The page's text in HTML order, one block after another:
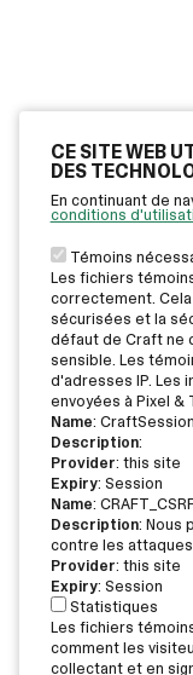
CE SITE WEB
DES
En continuant de
conditions
Témoins
Les fichiers
correctement.
sécurisées et la
défaut de Craft ne
sensible. Les
d'adresses IP. Les
envoyées à Pixel &
Name:
Description:
Provider: this site
Expiry: Session
Name:
Description: Nous
contre les
Provider: this site
Expiry: Session
Statistiques
Les fichiers
comment les
collectant et en